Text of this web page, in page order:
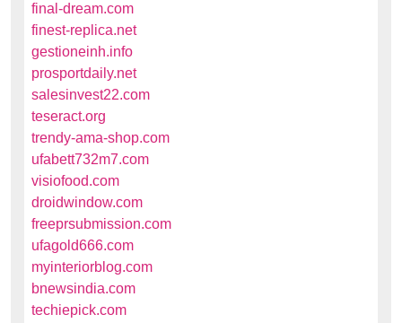
final-dream.com
finest-replica.net
gestioneinh.info
prosportdaily.net
salesinvest22.com
teseract.org
trendy-ama-shop.com
ufabett732m7.com
visiofood.com
droidwindow.com
freeprsubmission.com
ufagold666.com
myinteriorblog.com
bnewsindia.com
techiepick.com